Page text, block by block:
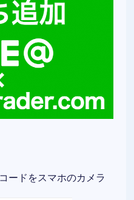
ードをスマホのカメラ